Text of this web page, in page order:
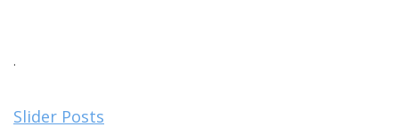
.
Slider Posts